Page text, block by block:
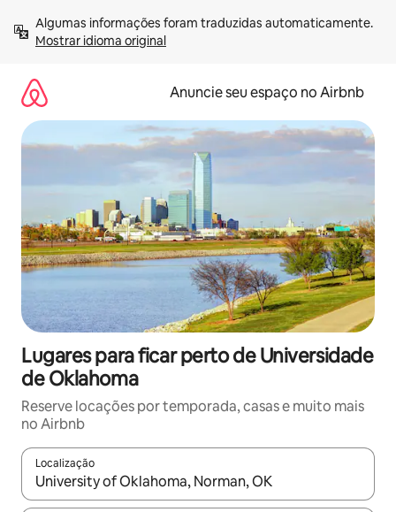
para
Mostrar idioma original
Anuncie seu espaço no Airbnb
Lugares para ficar perto de Universidade
de Oklahoma
Reserve locações por temporada, casas e muito mais
no Airbnb
Localização
Quando os resultados estiverem disponíveis, explore-os